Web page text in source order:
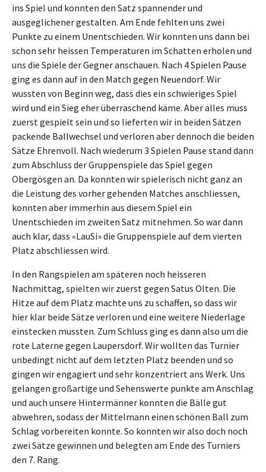
ins Spiel und konnten den Satz spannender und
ausgeglichener gestalten. Am Ende fehlten uns zwei
Punkte zu einem Unentschieden. Wir konnten uns dann bei
schon sehr heissen Temperaturen im Schatten erholen und
uns die Spiele der Gegner anschauen. Nach 4 Spielen Pause
ging es dann auf in den Match gegen Neuendorf. Wir
wussten von Beginn weg, dass dies ein schwieriges Spiel
wird und ein Sieg eher überraschend käme. Aber alles muss
zuerst gespielt sein und so lieferten wir in beiden Sätzen
packende Ballwechsel und verloren aber dennoch die beiden
Sätze Ehrenvoll. Nach wiederum 3 Spielen Pause stand dann
zum Abschluss der Gruppenspiele das Spiel gegen
Obergösgen an. Da konnten wir spielerisch nicht ganz an
die Leistung des vorher gehenden Matches anschliessen,
konnten aber immerhin aus diesem Spiel ein
Unentschieden im zweiten Satz mitnehmen. So war dann
auch klar, dass «LauSi» die Gruppenspiele auf dem vierten
Platz abschliessen wird.
In den Rangspielen am späteren noch heisseren
Nachmittag, spielten wir zuerst gegen Satus Olten. Die
Hitze auf dem Platz machte uns zu schaffen, so dass wir
hier klar beide Sätze verloren und eine weitere Niederlage
einstecken mussten. Zum Schluss ging es dann also um die
rote Laterne gegen Laupersdorf. Wir wollten das Turnier
unbedingt nicht auf dem letzten Platz beenden und so
gingen wir engagiert und sehr konzentriert ans Werk. Uns
gelangen großartige und Sehenswerte punkte am Anschlag
und auch unsere Hintermänner konnten die Bälle gut
abwehren, sodass der Mittelmann einen schönen Ball zum
Schlag vorbereiten konnte. So konnten wir also doch noch
zwei Sätze gewinnen und belegten am Ende des Turniers
den 7. Rang.